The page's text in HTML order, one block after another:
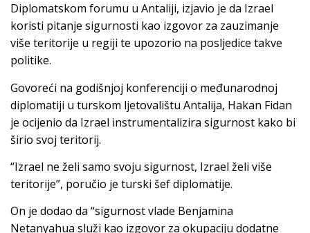
Diplomatskom forumu u Antaliji, izjavio je da Izrael
koristi pitanje sigurnosti kao izgovor za zauzimanje
više teritorije u regiji te upozorio na posljedice takve
politike.
Govoreći na godišnjoj konferenciji o međunarodnoj
diplomatiji u turskom ljetovalištu Antalija, Hakan Fidan
je ocijenio da Izrael instrumentalizira sigurnost kako bi
širio svoj teritorij.
“Izrael ne želi samo svoju sigurnost, Izrael želi više
teritorije”, poručio je turski šef diplomatije.
On je dodao da “sigurnost vlade Benjamina
Netanyahua služi kao izgovor za okupaciju dodatne